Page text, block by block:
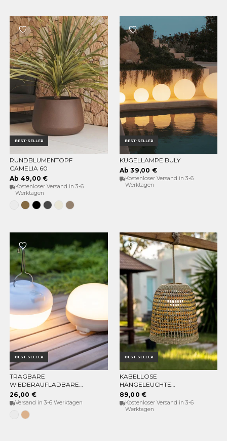
BEST-SELLER
OPTIONEN WÄHLEN
RUNDBLUMENTOPF
CAMELIA 60
Ab 49,00 €
Kostenloser Versand in 3-6
Werktagen
WeissBronzeSchwarz
Anthrazit
Opak-
Beige
Taupe
BEST-SELLER
OPTIONEN WÄHLEN
KUGELLAMPE BULY
Ab 39,00 €
Kostenloser Versand in 3-6
Werktagen
BEST-SELLER
OPTIONEN WÄHLEN
TRAGBARE
WIEDERAUFLADBARE
GLÜHBIRNE CHERRY
26,00 €
Versand in 3-6 Werktagen
WeissBeige
BEST-SELLER
IN DEN WARENKORB
KABELLOSE
HÄNGELEUCHTE
POSITANO
89,00 €
Kostenloser Versand in 3-6
Werktagen